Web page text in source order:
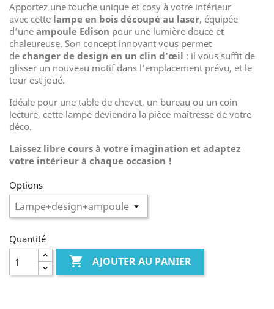
Apportez une touche unique et cosy à votre intérieur
avec cette lampe en bois découpé au laser, équipée
d’une ampoule Edison pour une lumière douce et
chaleureuse. Son concept innovant vous permet
de changer de design en un clin d’œil : il vous suffit de
glisser un nouveau motif dans l’emplacement prévu, et le
tour est joué.
Idéale pour une table de chevet, un bureau ou un coin
lecture, cette lampe deviendra la pièce maîtresse de votre
déco.
Laissez libre cours à votre imagination et adaptez
votre intérieur à chaque occasion !
Options
Quantité
 AJOUTER AU PANIER